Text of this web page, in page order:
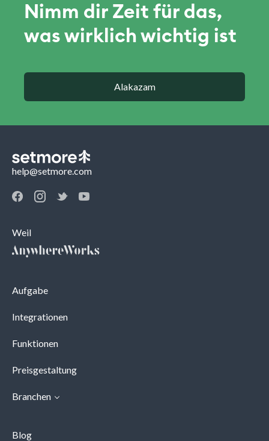
Nimm dir Zeit für das,
was wirklich wichtig ist
Alakazam
help@setmore.com
Weil
Aufgabe
Integrationen
Funktionen
Preisgestaltung
Branchen
Blog